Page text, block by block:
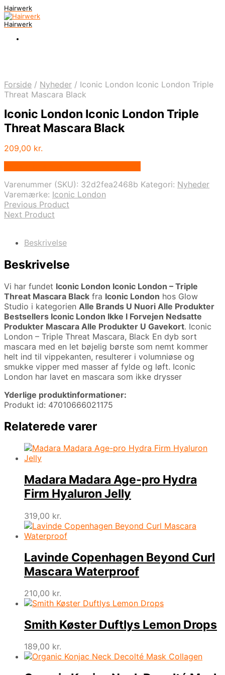
Hairwerk
Hairwerk
Forside / Nyheder / Iconic London Iconic London Triple
Threat Mascara Black
Iconic London Iconic London Triple
Threat Mascara Black
209,00 kr.
Varenummer (SKU): 32d2fea2468b Kategori: Nyheder
Varemærke: Iconic London
Previous Product
Next Product
Beskrivelse
Beskrivelse
Vi har fundet Iconic London Iconic London – Triple
Threat Mascara Black fra Iconic London hos Glow
Studio i kategorien Alle Brands U Nuori Alle Produkter
Bestsellers Iconic London Ikke I Forvejen Nedsatte
Produkter Mascara Alle Produkter U Gavekort. Iconic
London – Triple Threat Mascara, Black En dyb sort
mascara med en let bøjelig børste som nemt kommer
helt ind til vippekanten, resulterer i volumniøse og
smukke vipper med masser af fylde og løft. Iconic
London har lavet en mascara som ikke drysser
Yderlige produktinformationer:
Produkt id: 47010666021175
Relaterede varer
Madara Madara Age-pro Hydra
Firm Hyaluron Jelly
319,00 kr.
Lavinde Copenhagen Beyond Curl
Mascara Waterproof
210,00 kr.
Smith Køster Duftlys Lemon Drops
189,00 kr.